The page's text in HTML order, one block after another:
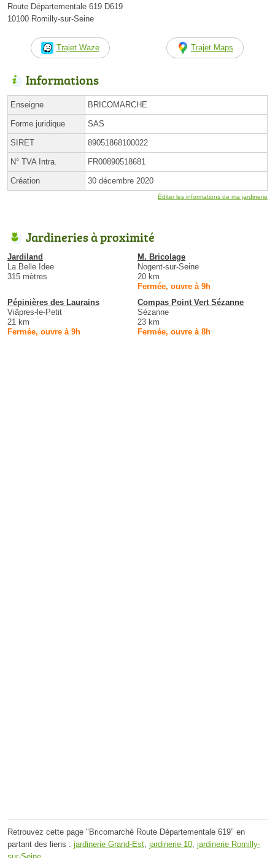
Route Départementale 619 D619
10100 Romilly-sur-Seine
Trajet Waze Trajet Maps
Informations
Enseigne BRICOMARCHE
Forme juridique SAS
SIRET 89051868100022
N° TVA Intra. FR00890518681
Création 30 décembre 2020
Éditer les informations de ma jardinerie
Jardineries à proximité
Jardiland
La Belle Idee
315 mètres
M. Bricolage
Nogent-sur-Seine
20 km
Fermée, ouvre à 9h
Pépinières des Laurains
Viâpres-le-Petit
21 km
Fermée, ouvre à 9h
Compas Point Vert Sézanne
Sézanne
23 km
Fermée, ouvre à 8h
Retrouvez cette page "Bricomarché Route Départementale 619" en
partant des liens : jardinerie Grand-Est, jardinerie 10, jardinerie Romilly-